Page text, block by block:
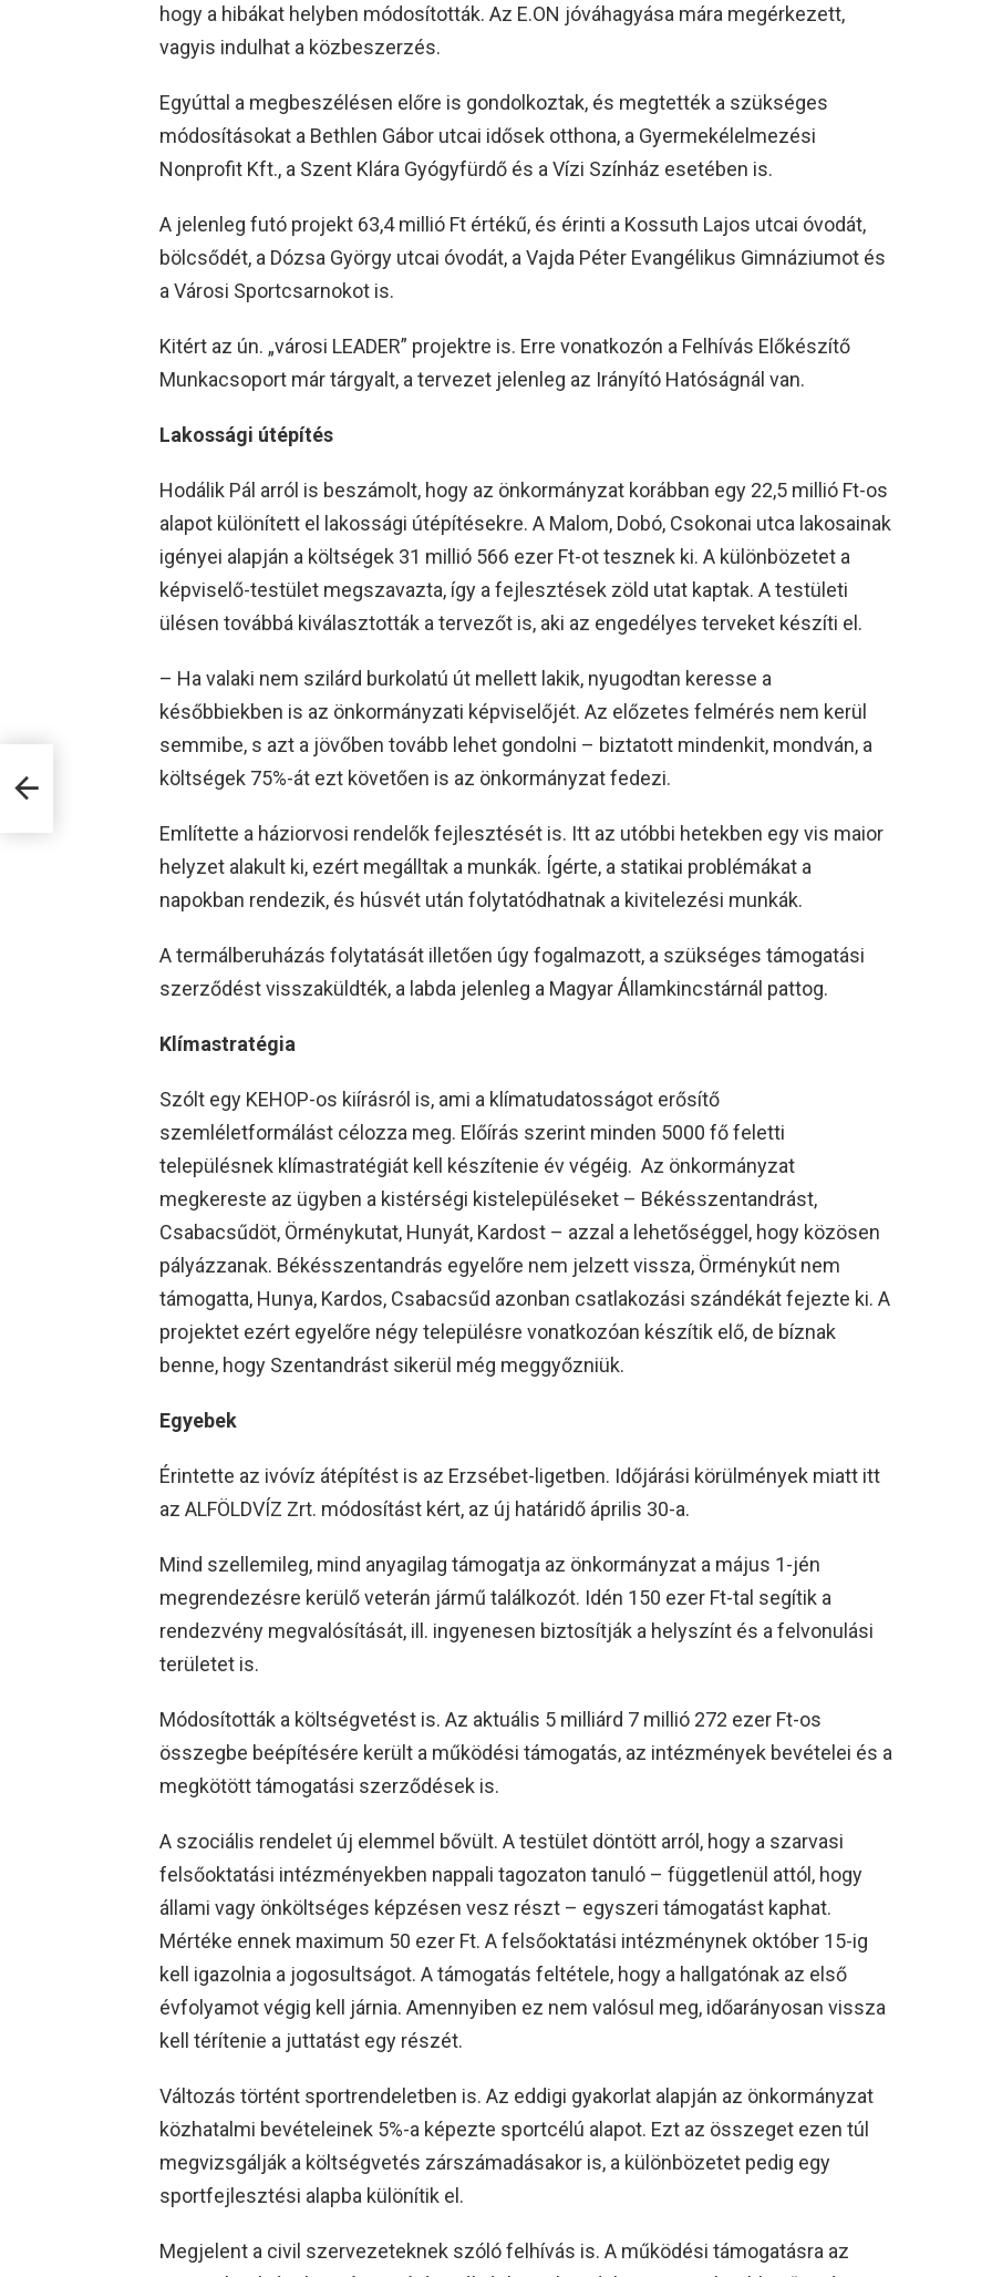
hogy a hibákat helyben módosították. Az E.ON jóváhagyása mára megérkezett,
vagyis indulhat a közbeszerzés.
Egyúttal a megbeszélésen előre is gondolkoztak, és megtették a szükséges
módosításokat a Bethlen Gábor utcai idősek otthona, a Gyermekélelmezési
Nonprofit Kft., a Szent Klára Gyógyfürdő és a Vízi Színház esetében is.
A jelenleg futó projekt 63,4 millió Ft értékű, és érinti a Kossuth Lajos utcai óvodát,
bölcsődét, a Dózsa György utcai óvodát, a Vajda Péter Evangélikus Gimnáziumot és
a Városi Sportcsarnokot is.
Kitért az ún. „városi LEADER” projektre is. Erre vonatkozón a Felhívás Előkészítő
Munkacsoport már tárgyalt, a tervezet jelenleg az Irányító Hatóságnál van.
Lakossági útépítés
Hodálik Pál arról is beszámolt, hogy az önkormányzat korábban egy 22,5 millió Ft-os
alapot különített el lakossági útépítésekre. A Malom, Dobó, Csokonai utca lakosainak
igényei alapján a költségek 31 millió 566 ezer Ft-ot tesznek ki. A különbözetet a
képviselő-testület megszavazta, így a fejlesztések zöld utat kaptak. A testületi
ülésen továbbá kiválasztották a tervezőt is, aki az engedélyes terveket készíti el.
– Ha valaki nem szilárd burkolatú út mellett lakik, nyugodtan keresse a
későbbiekben is az önkormányzati képviselőjét. Az előzetes felmérés nem kerül
semmibe, s azt a jövőben tovább lehet gondolni – biztatott mindenkit, mondván, a
költségek 75%-át ezt követően is az önkormányzat fedezi.
Említette a háziorvosi rendelők fejlesztését is. Itt az utóbbi hetekben egy vis maior
helyzet alakult ki, ezért megálltak a munkák. Ígérte, a statikai problémákat a
napokban rendezik, és húsvét után folytatódhatnak a kivitelezési munkák.
A termálberuházás folytatását illetően úgy fogalmazott, a szükséges támogatási
szerződést visszaküldték, a labda jelenleg a Magyar Államkincstárnál pattog.
Klímastratégia
Szólt egy KEHOP-os kiírásról is, ami a klímatudatosságot erősítő
szemléletformálást célozza meg. Előírás szerint minden 5000 fő feletti
településnek klímastratégiát kell készítenie év végéig. Az önkormányzat
megkereste az ügyben a kistérségi kistelepüléseket – Békésszentandrást,
Csabacsűdöt, Örménykutat, Hunyát, Kardost – azzal a lehetőséggel, hogy közösen
pályázzanak. Békésszentandrás egyelőre nem jelzett vissza, Örménykút nem
támogatta, Hunya, Kardos, Csabacsűd azonban csatlakozási szándékát fejezte ki. A
projektet ezért egyelőre négy településre vonatkozóan készítik elő, de bíznak
benne, hogy Szentandrást sikerül még meggyőzniük.
Egyebek
Érintette az ivóvíz átépítést is az Erzsébet-ligetben. Időjárási körülmények miatt itt
az ALFÖLDVÍZ Zrt. módosítást kért, az új határidő április 30-a.
Mind szellemileg, mind anyagilag támogatja az önkormányzat a május 1-jén
megrendezésre kerülő veterán jármű találkozót. Idén 150 ezer Ft-tal segítik a
rendezvény megvalósítását, ill. ingyenesen biztosítják a helyszínt és a felvonulási
területet is.
Módosították a költségvetést is. Az aktuális 5 milliárd 7 millió 272 ezer Ft-os
összegbe beépítésére került a működési támogatás, az intézmények bevételei és a
megkötött támogatási szerződések is.
A szociális rendelet új elemmel bővült. A testület döntött arról, hogy a szarvasi
felsőoktatási intézményekben nappali tagozaton tanuló – függetlenül attól, hogy
állami vagy önköltséges képzésen vesz részt – egyszeri támogatást kaphat.
Mértéke ennek maximum 50 ezer Ft. A felsőoktatási intézménynek október 15-ig
kell igazolnia a jogosultságot. A támogatás feltétele, hogy a hallgatónak az első
évfolyamot végig kell járnia. Amennyiben ez nem valósul meg, időarányosan vissza
kell térítenie a juttatást egy részét.
Változás történt sportrendeletben is. Az eddigi gyakorlat alapján az önkormányzat
közhatalmi bevételeinek 5%-a képezte sportcélú alapot. Ezt az összeget ezen túl
megvizsgálják a költségvetés zárszámadásakor is, a különbözetet pedig egy
sportfejlesztési alapba különítik el.
Megjelent a civil szervezeteknek szóló felhívás is. A működési támogatásra az